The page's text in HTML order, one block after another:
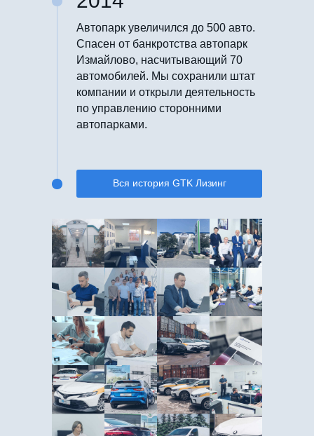
Автопарк увеличился до 500 авто.
Спасен от банкротства автопарк
Измайлово, насчитывающий 70
автомобилей. Мы сохранили штат
компании и открыли деятельность
по управлению сторонними
автопарками.
Вся история GTK Лизинг